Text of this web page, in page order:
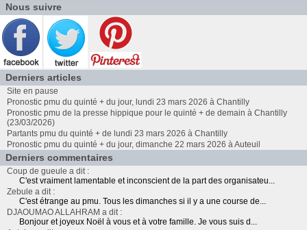
Nous suivre
Derniers articles
Site en pause
Pronostic pmu du quinté + du jour, lundi 23 mars 2026 à Chantilly
Pronostic pmu de la presse hippique pour le quinté + de demain à Chantilly
(23/03/2026)
Partants pmu du quinté + de lundi 23 mars 2026 à Chantilly
Pronostic pmu du quinté + du jour, dimanche 22 mars 2026 à Auteuil
Derniers commentaires
Coup de gueule a dit :
C'est vraiment lamentable et inconscient de la part des organisateu...
Zebule a dit :
C'est étrange au pmu. Tous les dimanches si il y a une course de...
DJAOUMAO ALLAHRAM a dit :
Bonjour et joyeux Noël à vous et à votre famille. Je vous suis d...